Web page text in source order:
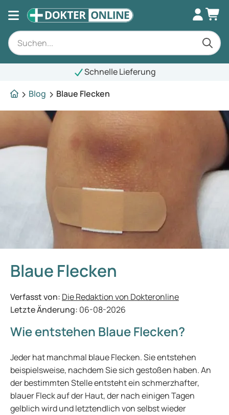
Schnelle Lieferung
Blog
Blaue Flecken
Blaue Flecken
Verfasst von: Die Redaktion von Dokteronline
Letzte Änderung: 06-08-2026
Wie entstehen Blaue Flecken?
Jeder hat manchmal blaue Flecken. Sie entstehen
beispielsweise, nachdem Sie sich gestoßen haben. An
der bestimmten Stelle entsteht ein schmerzhafter,
blauer Fleck auf der Haut, der nach einigen Tagen
gelblich wird und letztendlich von selbst wieder